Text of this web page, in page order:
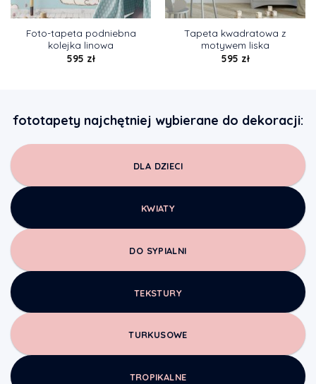
Foto-tapeta podniebna
kolejka linowa
595 zł
Tapeta kwadratowa z
motywem liska
595 zł
fototapety najchętniej wybierane do dekoracji:
DLA DZIECI
KWIATY
DO SYPIALNI
TEKSTURY
TURKUSOWE
TROPIKALNE